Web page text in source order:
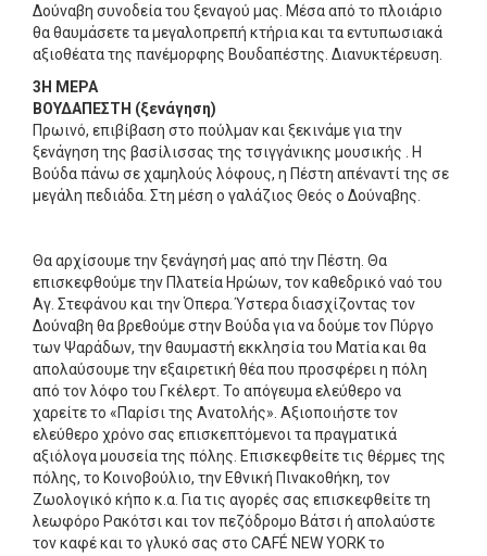
Δούναβη συνοδεία του ξεναγού μας. Μέσα από το πλοιάριο
θα θαυμάσετε τα μεγαλοπρεπή κτήρια και τα εντυπωσιακά
αξιοθέατα της πανέμορφης Βουδαπέστης. Διανυκτέρευση.
3Η ΜΕΡΑ
ΒΟΥΔΑΠΕΣΤΗ (ξενάγηση)
Πρωινό, επιβίβαση στο πούλμαν και ξεκινάμε για την
ξενάγηση της βασίλισσας της τσιγγάνικης μουσικής . Η
Βούδα πάνω σε χαμηλούς λόφους, η Πέστη απέναντί της σε
μεγάλη πεδιάδα. Στη μέση ο γαλάζιος Θεός ο Δούναβης.
Θα αρχίσουμε την ξενάγησή μας από την Πέστη. Θα
επισκεφθούμε την Πλατεία Ηρώων, τον καθεδρικό ναό του
Αγ. Στεφάνου και την Όπερα. Ύστερα διασχίζοντας τον
Δούναβη θα βρεθούμε στην Βούδα για να δούμε τον Πύργο
των Ψαράδων, την θαυμαστή εκκλησία του Ματία και θα
απολαύσουμε την εξαιρετική θέα που προσφέρει η πόλη
από τον λόφο του Γκέλερτ. Το απόγευμα ελεύθερο να
χαρείτε το «Παρίσι της Ανατολής». Αξιοποιήστε τον
ελεύθερο χρόνο σας επισκεπτόμενοι τα πραγματικά
αξιόλογα μουσεία της πόλης. Επισκεφθείτε τις θέρμες της
πόλης, τo Κοινοβούλιο, την Εθνική Πινακοθήκη, τον
Ζωολογικό κήπο κ.α. Για τις αγορές σας επισκεφθείτε τη
λεωφόρο Ρακότσι και τον πεζόδρομο Βάτσι ή απολαύστε
τον καφέ και το γλυκό σας στο CAFÉ NEW YORK το